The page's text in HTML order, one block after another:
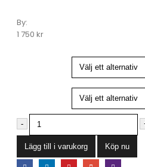
By:
1 750 kr
-
Lägg till i varukorg Köp nu